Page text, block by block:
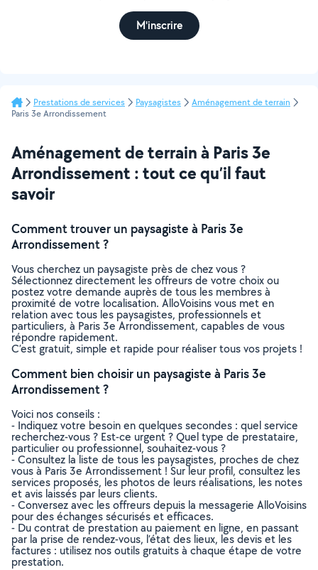
M'inscrire
Prestations de services Paysagistes
Aménagement de terrain
Paris 3e Arrondissement
Aménagement de terrain à Paris 3e
Arrondissement : tout ce qu’il faut
savoir
Comment trouver un paysagiste à Paris 3e
Arrondissement ?
Vous cherchez un paysagiste près de chez vous ?
Sélectionnez directement les offreurs de votre choix ou
postez votre demande auprès de tous les membres à
proximité de votre localisation. AlloVoisins vous met en
relation avec tous les paysagistes, professionnels et
particuliers, à Paris 3e Arrondissement, capables de vous
répondre rapidement.
C’est gratuit, simple et rapide pour réaliser tous vos projets !
Comment bien choisir un paysagiste à Paris 3e
Arrondissement ?
Voici nos conseils :
- Indiquez votre besoin en quelques secondes : quel service
recherchez-vous ? Est-ce urgent ? Quel type de prestataire,
particulier ou professionnel, souhaitez-vous ?
- Consultez la liste de tous les paysagistes, proches de chez
vous à Paris 3e Arrondissement ! Sur leur profil, consultez les
services proposés, les photos de leurs réalisations, les notes
et avis laissés par leurs clients.
- Conversez avec les offreurs depuis la messagerie AlloVoisins
pour des échanges sécurisés et efficaces.
- Du contrat de prestation au paiement en ligne, en passant
par la prise de rendez-vous, l’état des lieux, les devis et les
factures : utilisez nos outils gratuits à chaque étape de votre
prestation.